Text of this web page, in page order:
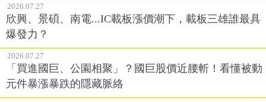
2026.07.27
欣興、景碩、南電...IC載板漲價潮下，載板三雄誰最具
爆發力？
2026.07.27
「買進國巨、公園相聚」？國巨股價近腰斬！看懂被動
元件暴漲暴跌的隱藏脈絡